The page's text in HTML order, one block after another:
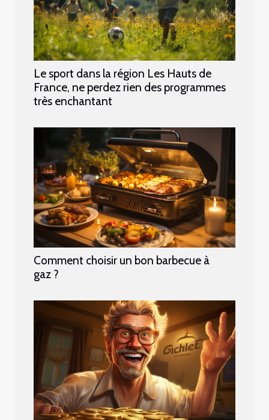
Le sport dans la région Les Hauts de
France, ne perdez rien des programmes
très enchantant
Comment choisir un bon barbecue à
gaz ?